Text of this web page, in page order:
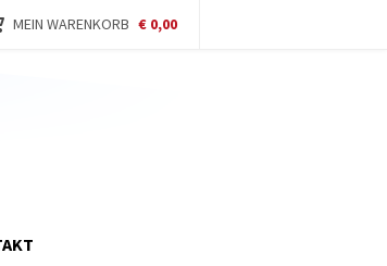
MEIN WARENKORB € 0,00